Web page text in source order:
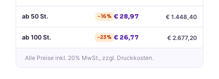
ab 50 St. −16% €28,97 € 1.448,40
ab 100 St. −23% €26,77 € 2.677,20
Alle Preise inkl. 20% MwSt., zzgl. Druckkosten.